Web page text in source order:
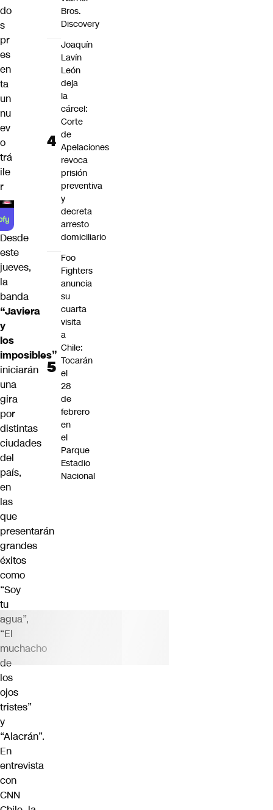
do
s
pr
es
en
ta
un
nu
ev
o
trá
ile
r
Desde
este
jueves,
la
banda
“Javiera
y
los
imposibles”
iniciarán
una
gira
por
distintas
ciudades
del
país,
en
las
que
presentarán
grandes
éxitos
como
“Soy
tu
agua”,
“El
muchacho
de
los
ojos
tristes”
y
“Alacrán”.
En
entrevista
con
CNN
Bros.
Discovery
Joaquín
Lavín
León
deja
la
cárcel:
Corte
de
Apelaciones
revoca
prisión
preventiva
y
decreta
arresto
domiciliario
Foo
Fighters
anuncia
su
cuarta
visita
a
Chile:
Tocarán
el
28
de
febrero
en
el
Parque
Estadio
Nacional